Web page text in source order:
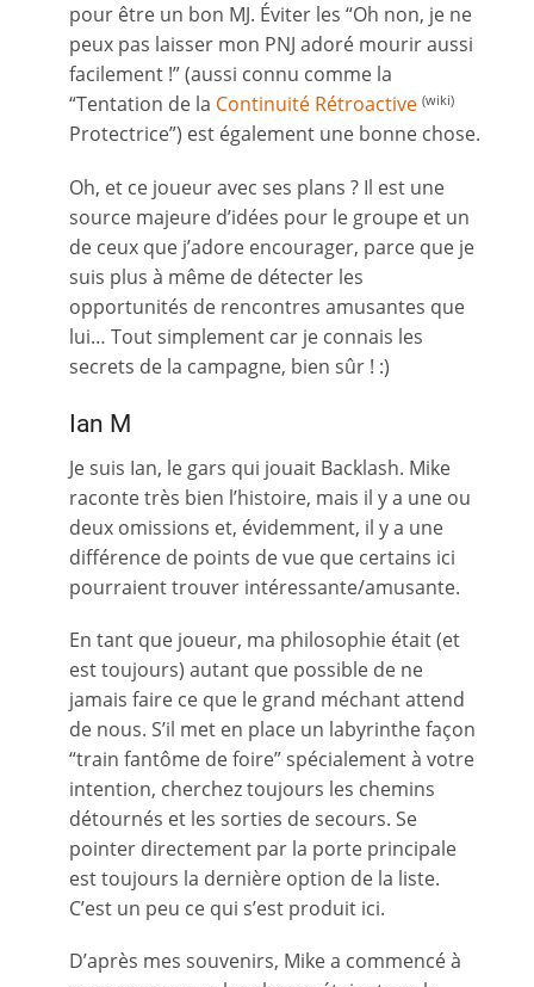
pour être un bon MJ. Éviter les “Oh non, je ne
peux pas laisser mon PNJ adoré mourir aussi
facilement !” (aussi connu comme la
“Tentation de la Continuité Rétroactive (wiki)
Protectrice”) est également une bonne chose.
Oh, et ce joueur avec ses plans ? Il est une
source majeure d’idées pour le groupe et un
de ceux que j’adore encourager, parce que je
suis plus à même de détecter les
opportunités de rencontres amusantes que
lui… Tout simplement car je connais les
secrets de la campagne, bien sûr ! :)
Ian M
Je suis Ian, le gars qui jouait Backlash. Mike
raconte très bien l’histoire, mais il y a une ou
deux omissions et, évidemment, il y a une
différence de points de vue que certains ici
pourraient trouver intéressante/amusante.
En tant que joueur, ma philosophie était (et
est toujours) autant que possible de ne
jamais faire ce que le grand méchant attend
de nous. S’il met en place un labyrinthe façon
“train fantôme de foire” spécialement à votre
intention, cherchez toujours les chemins
détournés et les sorties de secours. Se
pointer directement par la porte principale
est toujours la dernière option de la liste.
C’est un peu ce qui s’est produit ici.
D’après mes souvenirs, Mike a commencé à